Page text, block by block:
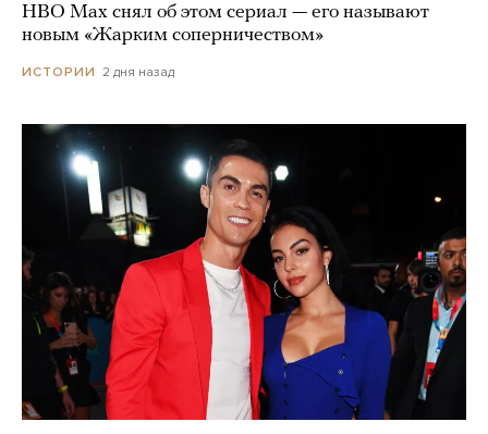
HBO Max снял об этом сериал — его называют
новым «Жарким соперничеством»
ИСТОРИИ 2 дня назад